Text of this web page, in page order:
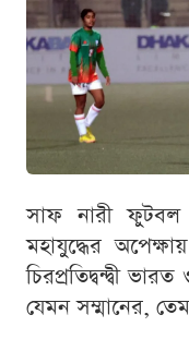
সাফ নারী ফুটবল
মহাযুদ্ধের
চিরপ্রতিদ্বন্দ্বী
যেমন সম্মানের,